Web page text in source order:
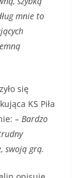
mnie to
się
KS Piła
– Bardzo
swoją grą.